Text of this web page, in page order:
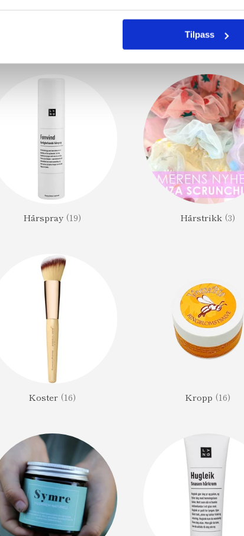
Tilpass
Hårolje (13)
Hårspray (19) Hårstrikk (3)
Koster (16) Kropp (16)